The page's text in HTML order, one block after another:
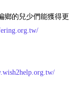
鄉的兒少們能獲得